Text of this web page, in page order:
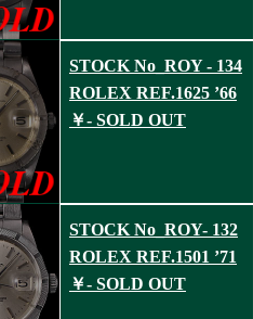
STOCK No_ROY - 134
ROLEX REF.1625 ’66
￥- SOLD OUT
STOCK No_ROY- 132
ROLEX REF.1501 ’71
￥- SOLD OUT